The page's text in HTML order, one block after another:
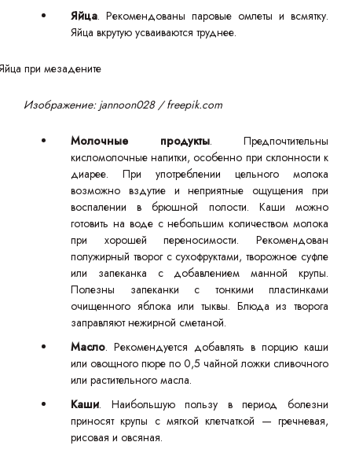
Яйца. Рекомендованы паровые омлеты и всмятку.
Яйца вкрутую усваиваются труднее.
Изображение: jannoon028 / freepik.com
Молочные продукты. Предпочтительны
кисломолочные напитки, особенно при склонности к
диарее. При употреблении цельного молока
возможно вздутие и неприятные ощущения при
воспалении в брюшной полости. Каши можно
готовить на воде с небольшим количеством молока
при хорошей переносимости. Рекомендован
полужирный творог с сухофруктами, творожное суфле
или запеканка с добавлением манной крупы.
Полезны запеканки с тонкими пластинками
очищенного яблока или тыквы. Блюда из творога
заправляют нежирной сметаной.
Масло. Рекомендуется добавлять в порцию каши
или овощного пюре по 0,5 чайной ложки сливочного
или растительного масла.
Каши. Наибольшую пользу в период болезни
приносят крупы с мягкой клетчаткой — гречневая,
рисовая и овсяная.